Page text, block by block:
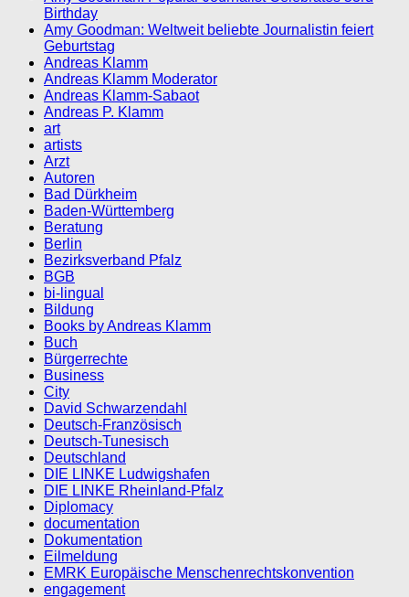
Birthday
Amy Goodman: Weltweit beliebte Journalistin feiert
Geburtstag
Andreas Klamm
Andreas Klamm Moderator
Andreas Klamm-Sabaot
Andreas P. Klamm
art
artists
Arzt
Autoren
Bad Dürkheim
Baden-Württemberg
Beratung
Berlin
Bezirksverband Pfalz
BGB
bi-lingual
Bildung
Books by Andreas Klamm
Buch
Bürgerrechte
Business
City
David Schwarzendahl
Deutsch-Französisch
Deutsch-Tunesisch
Deutschland
DIE LINKE Ludwigshafen
DIE LINKE Rheinland-Pfalz
Diplomacy
documentation
Dokumentation
Eilmeldung
EMRK Europäische Menschenrechtskonvention
engagement